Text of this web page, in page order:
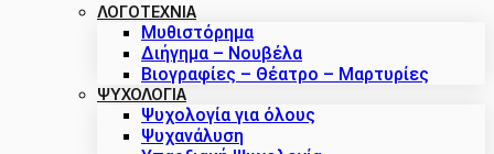
ΛΟΓΟΤΕΧΝΙΑ
Μυθιστόρημα
Διήγημα – Νουβέλα
Βιογραφίες – Θέατρο – Μαρτυρίες
ΨΥΧΟΛΟΓΙΑ
Ψυχολογία για όλους
Ψυχανάλυση